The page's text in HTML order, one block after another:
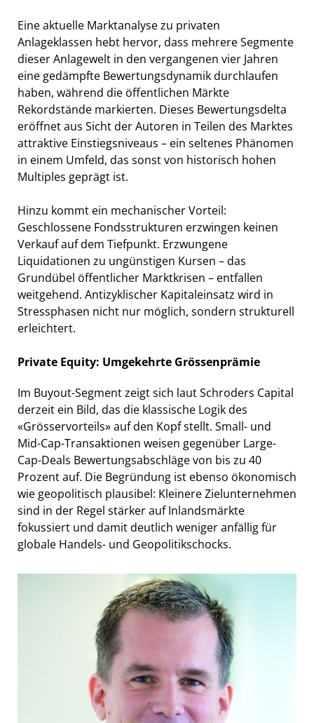
Eine aktuelle Marktanalyse zu privaten
Anlageklassen hebt hervor, dass mehrere Segmente
dieser Anlagewelt in den vergangenen vier Jahren
eine gedämpfte Bewertungsdynamik durchlaufen
haben, während die öffentlichen Märkte
Rekordstände markierten. Dieses Bewertungsdelta
eröffnet aus Sicht der Autoren in Teilen des Marktes
attraktive Einstiegsniveaus – ein seltenes Phänomen
in einem Umfeld, das sonst von historisch hohen
Multiples geprägt ist.
Hinzu kommt ein mechanischer Vorteil:
Geschlossene Fondsstrukturen erzwingen keinen
Verkauf auf dem Tiefpunkt. Erzwungene
Liquidationen zu ungünstigen Kursen – das
Grundübel öffentlicher Marktkrisen – entfallen
weitgehend. Antizyklischer Kapitaleinsatz wird in
Stressphasen nicht nur möglich, sondern strukturell
erleichtert.
Private Equity: Umgekehrte Grössenprämie
Im Buyout-Segment zeigt sich laut Schroders Capital
derzeit ein Bild, das die klassische Logik des
«Grösservorteils» auf den Kopf stellt. Small- und
Mid-Cap-Transaktionen weisen gegenüber Large-
Cap-Deals Bewertungsabschläge von bis zu 40
Prozent auf. Die Begründung ist ebenso ökonomisch
wie geopolitisch plausibel: Kleinere Zielunternehmen
sind in der Regel stärker auf Inlandsmärkte
fokussiert und damit deutlich weniger anfällig für
globale Handels- und Geopolitikschocks.